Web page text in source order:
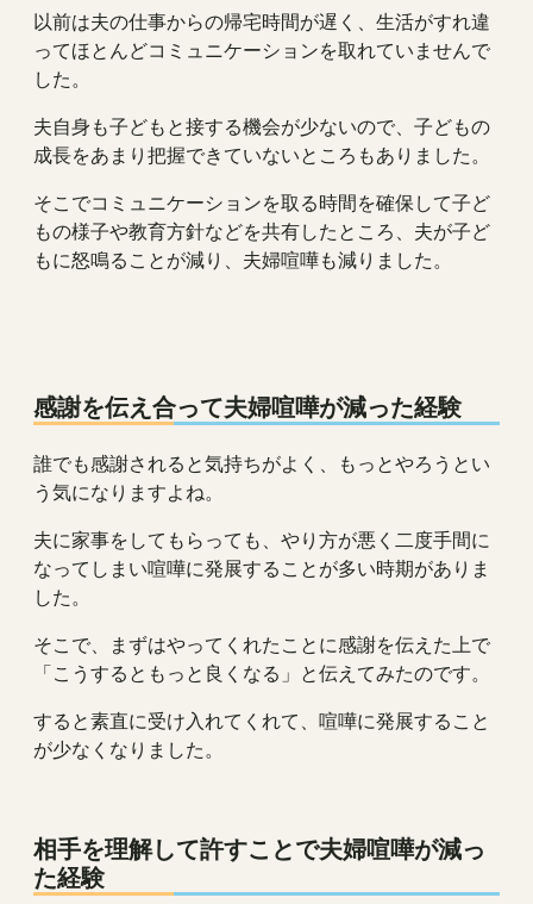
以前は夫の仕事からの帰宅時間が遅く、生活がすれ違
ってほとんどコミュニケーションを取れていませんで
した。
夫自身も子どもと接する機会が少ないので、子どもの
成長をあまり把握できていないところもありました。
そこでコミュニケーションを取る時間を確保して子ど
もの様子や教育方針などを共有したところ、夫が子ど
もに怒鳴ることが減り、夫婦喧嘩も減りました。
感謝を伝え合って夫婦喧嘩が減った経験
誰でも感謝されると気持ちがよく、もっとやろうとい
う気になりますよね。
夫に家事をしてもらっても、やり方が悪く二度手間に
なってしまい喧嘩に発展することが多い時期がありま
した。
そこで、まずはやってくれたことに感謝を伝えた上で
「こうするともっと良くなる」と伝えてみたのです。
すると素直に受け入れてくれて、喧嘩に発展すること
が少なくなりました。
相手を理解して許すことで夫婦喧嘩が減っ
た経験